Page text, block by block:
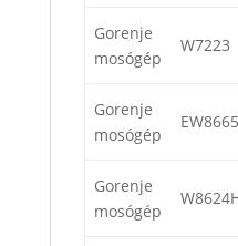
Gorenje
mosógép
W7223
Gorenje
mosógép
Gorenje
mosógép